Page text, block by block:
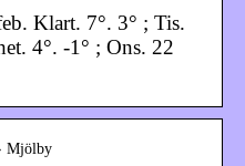
Klart. 7°. 3° ; Tis.
4°. -1° ; Ons. 22
Mjölby